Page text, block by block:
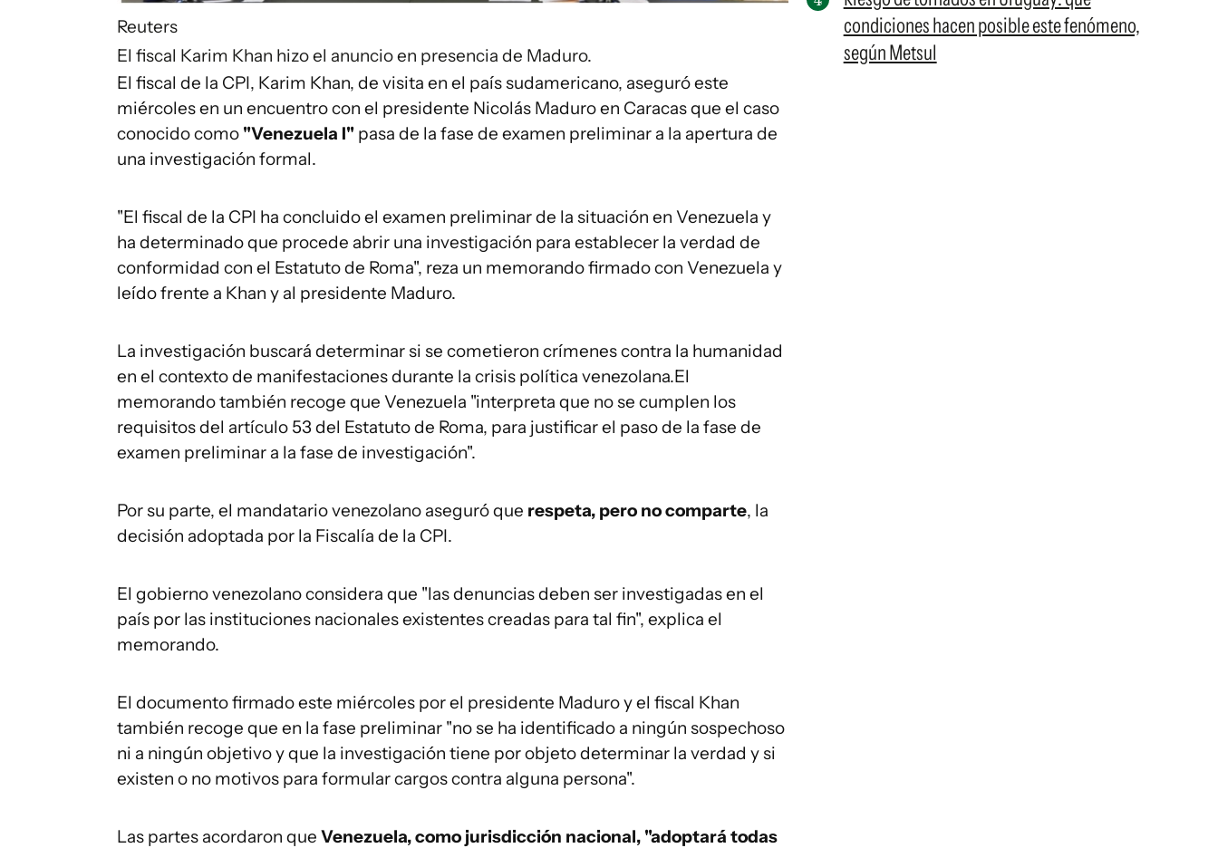
Reuters
El fiscal Karim Khan hizo el anuncio en presencia de Maduro.
El fiscal de la CPI, Karim Khan, de visita en el país sudamericano, aseguró este
miércoles en un encuentro con el presidente Nicolás Maduro en Caracas que el caso
conocido como "Venezuela I" pasa de la fase de examen preliminar a la apertura de
una investigación formal.
"El fiscal de la CPI ha concluido el examen preliminar de la situación en Venezuela y
ha determinado que procede abrir una investigación para establecer la verdad de
conformidad con el Estatuto de Roma", reza un memorando firmado con Venezuela y
leído frente a Khan y al presidente Maduro.
La investigación buscará determinar si se cometieron crímenes contra la humanidad
en el contexto de manifestaciones durante la crisis política venezolana.El
memorando también recoge que Venezuela "interpreta que no se cumplen los
requisitos del artículo 53 del Estatuto de Roma, para justificar el paso de la fase de
examen preliminar a la fase de investigación".
Por su parte, el mandatario venezolano aseguró que respeta, pero no comparte, la
decisión adoptada por la Fiscalía de la CPI.
El gobierno venezolano considera que "las denuncias deben ser investigadas en el
país por las instituciones nacionales existentes creadas para tal fin", explica el
memorando.
El documento firmado este miércoles por el presidente Maduro y el fiscal Khan
también recoge que en la fase preliminar "no se ha identificado a ningún sospechoso
ni a ningún objetivo y que la investigación tiene por objeto determinar la verdad y si
existen o no motivos para formular cargos contra alguna persona".
Las partes acordaron que Venezuela, como jurisdicción nacional, "adoptará todas
condiciones hacen posible este fenómeno,
según Metsul